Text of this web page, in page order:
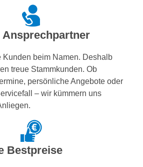
Kunden beim Namen. Deshalb
treue Stammkunden. Ob
persönliche Angebote oder
– wir kümmern uns
Bestpreise